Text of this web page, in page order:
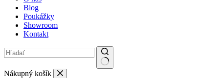
Blog
Poukážky
Showroom
Kontakt
Nákupný košík